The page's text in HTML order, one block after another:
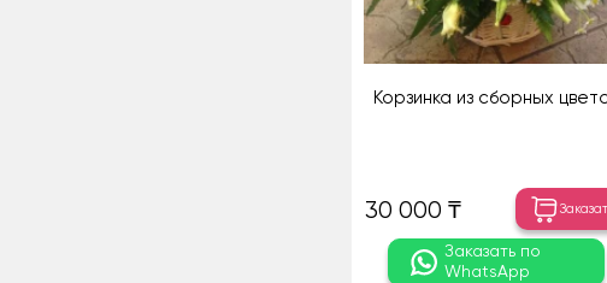
Корзинка из сборных
30 000 ₸
Заказать по
WhatsApp